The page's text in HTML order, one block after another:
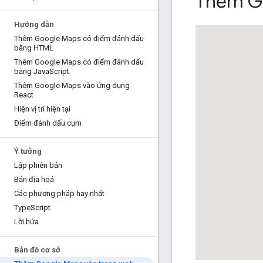
Hướng dẫn
Thêm Google Maps có điểm đánh dấu
bằng HTML
Thêm Google Maps có điểm đánh dấu
bằng JavaScript
Thêm Google Maps vào ứng dụng
React
Hiện vị trí hiện tại
Điểm đánh dấu cụm
Ý tưởng
Lập phiên bản
Bản địa hoá
Các phương pháp hay nhất
TypeScript
Lời hứa
Bản đồ cơ sở